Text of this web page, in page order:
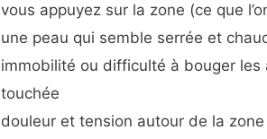
vous appuyez sur la zone (ce que
une peau qui semble serrée et
immobilité ou difficulté à bouger
touchée
douleur et tension autour de la